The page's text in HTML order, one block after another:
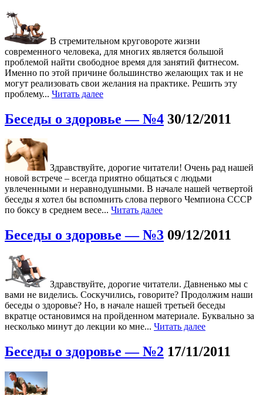
В стремительном круговороте жизни
современного человека, для многих является большой
проблемой найти свободное время для занятий фитнесом.
Именно по этой причине большинство желающих так и не
могут реализовать свои желания на практике. Решить эту
проблему... Читать далее
Беседы о здоровье — №4 30/12/2011
Здравствуйте, дорогие читатели! Очень рад нашей
новой встрече – всегда приятно общаться с людьми
увлеченными и неравнодушными. В начале нашей четвертой
беседы я хотел бы вспомнить слова первого Чемпиона СССР
по боксу в среднем весе... Читать далее
Беседы о здоровье — №3 09/12/2011
Здравствуйте, дорогие читатели. Давненько мы с
вами не виделись. Соскучились, говорите? Продолжим наши
беседы о здоровье? Но, в начале нашей третьей беседы
вкратце остановимся на пройденном материале. Буквально за
несколько минут до лекции ко мне... Читать далее
Беседы о здоровье — №2 17/11/2011